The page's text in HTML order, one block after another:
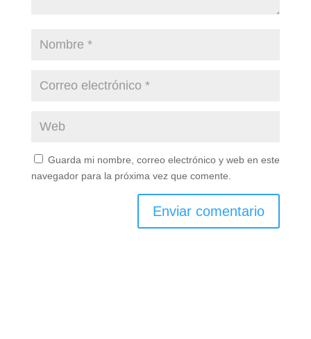
Guarda mi nombre, correo electrónico y web en este
navegador para la próxima vez que comente.